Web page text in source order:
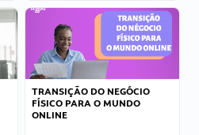
TRANSIÇÃO DO NEGÓCIO
FÍSICO PARA O MUNDO
ONLINE